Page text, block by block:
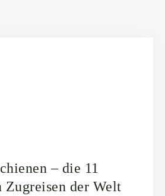
– die 11
Zugreisen der Welt